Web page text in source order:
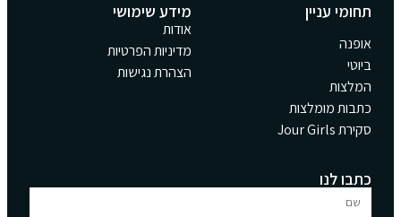
תחומי עניין
אופנה
ביוטי
המלצות
כתבות מומלצות
סקירת Jour Girls
מידע שימושי
אודות
מדיניות הפרטיות
הצהרת נגישות
כתבו לנו